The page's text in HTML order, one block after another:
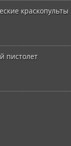
краскопульты
пистолет